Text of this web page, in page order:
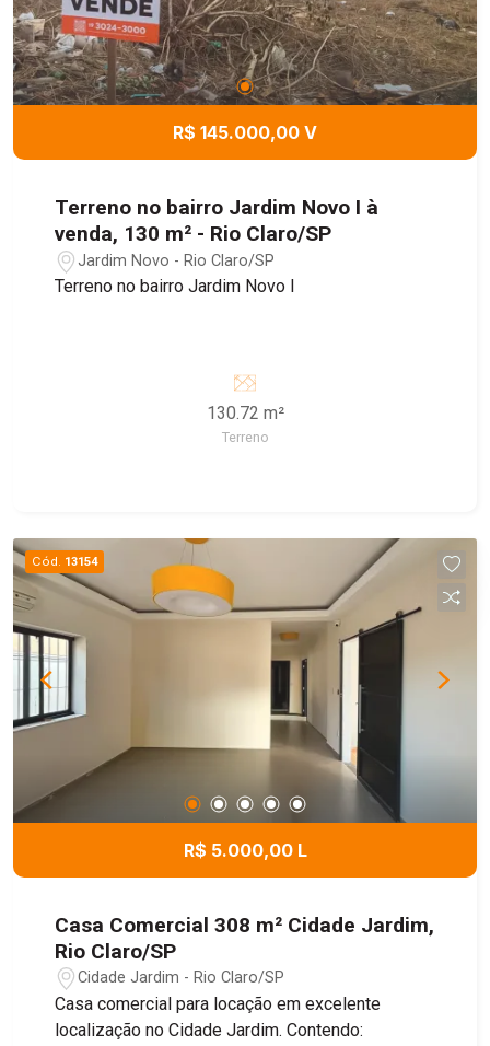
R$ 145.000,00 V
Terreno no bairro Jardim Novo I à
venda, 130 m² - Rio Claro/SP
Jardim Novo - Rio Claro/SP
Terreno no bairro Jardim Novo I
130.72 m²
Terreno
Cód. 13154
R$ 5.000,00 L
Casa Comercial 308 m² Cidade Jardim,
Rio Claro/SP
Cidade Jardim - Rio Claro/SP
Casa comercial para locação em excelente
localização no Cidade Jardim. Contendo: